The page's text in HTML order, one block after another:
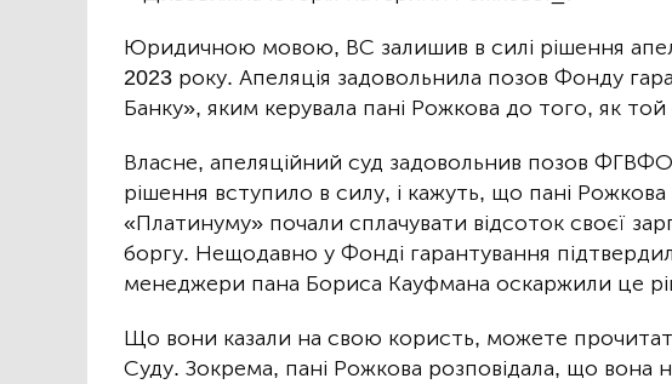
Юридичною мовою, ВС залишив в силі рішення
2023 року. Апеляція задовольнила позов Фонду
Банку», яким керувала пані Рожкова до того, як
Власне, апеляційний суд задовольнив позов ФГВФО
рішення вступило в силу, і кажуть, що пані Рожкова
«Платинуму» почали сплачувати відсоток своєї
боргу. Нещодавно у Фонді гарантування
менеджери пана Бориса Кауфмана оскаржили це
Що вони казали на свою користь, можете
Суду. Зокрема, пані Рожкова розповідала, що вона